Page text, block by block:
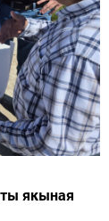
якыная